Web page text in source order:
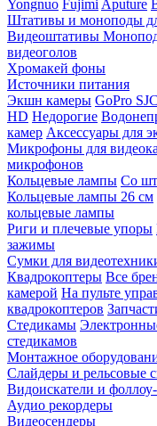
Yongnuo Fujimi Aputure
Штативы и моноподы
Видеоштативы
видеоголов
Хромакей фоны
Источники питания
Экшн камеры GoPro
HD Недорогие
камер Аксессуары для
Микрофоны для
микрофонов
Кольцевые лампы Со
Кольцевые лампы 26 см
кольцевые лампы
Риги и плечевые упоры
зажимы
Сумки для
Квадрокоптеры Все
камерой На пульте
квадрокоптеров
Стедикамы
стедикамов
Монтажное
Слайдеры и рельсовые
Видоискатели и
Аудио рекордеры
Видеосендеры